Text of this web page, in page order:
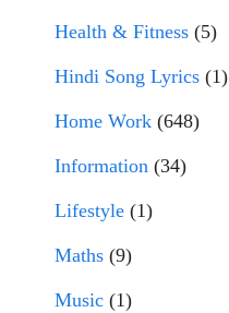
Health & Fitness (5)
Hindi Song Lyrics (1)
Home Work (648)
Information (34)
Lifestyle (1)
Maths (9)
Music (1)